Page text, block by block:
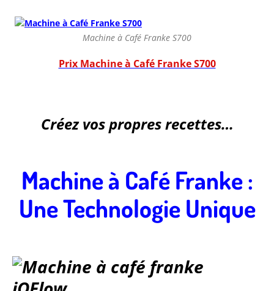
Machine à Café Franke S700
Prix Machine à Café Franke S700
Créez vos propres recettes…
Machine à Café Franke :
Une Technologie Unique